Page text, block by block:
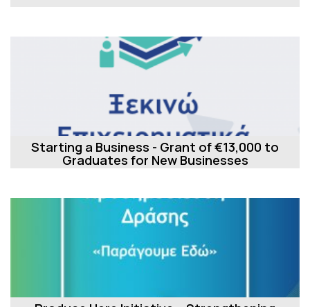
Starting a Business - Grant of €13,000 to
Graduates for New Businesses